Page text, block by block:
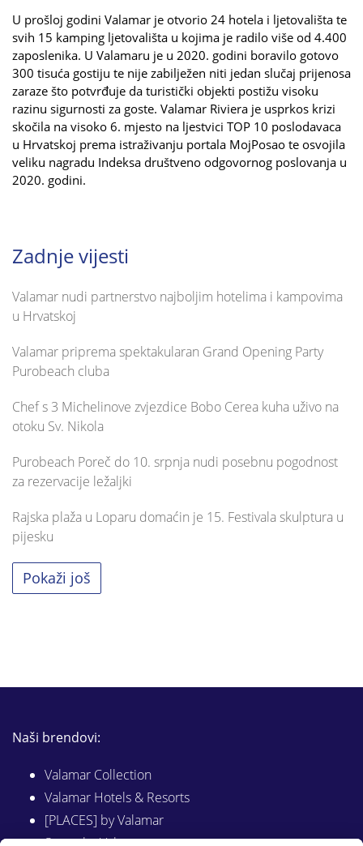
U prošloj godini Valamar je otvorio 24 hotela i ljetovališta te
svih 15 kamping ljetovališta u kojima je radilo više od 4.400
zaposlenika. U Valamaru je u 2020. godini boravilo gotovo
300 tisuća gostiju te nije zabilježen niti jedan slučaj prijenosa
zaraze što potvrđuje da turistički objekti postižu visoku
razinu sigurnosti za goste. Valamar Riviera je usprkos krizi
skočila na visoko 6. mjesto na ljestvici TOP 10 poslodavaca
u Hrvatskoj prema istraživanju portala MojPosao te osvojila
veliku nagradu Indeksa društveno odgovornog poslovanja u
2020. godini.
Zadnje vijesti
Valamar nudi partnerstvo najboljim hotelima i kampovima
u Hrvatskoj
Valamar priprema spektakularan Grand Opening Party
Purobeach cluba
Chef s 3 Michelinove zvjezdice Bobo Cerea kuha uživo na
otoku Sv. Nikola
Purobeach Poreč do 10. srpnja nudi posebnu pogodnost
za rezervacije ležaljki
Rajska plaža u Loparu domaćin je 15. Festivala skulptura u
pijesku
Pokaži još
Naši brendovi:
Valamar Collection
Valamar Hotels & Resorts
[PLACES] by Valamar